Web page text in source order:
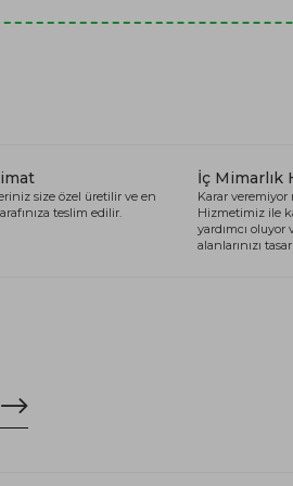
size özel üretilir ve en
teslim edilir.
İç Mimarlık
Karar
Hizmetimiz ile
yardımcı oluyor
alanlarınızı